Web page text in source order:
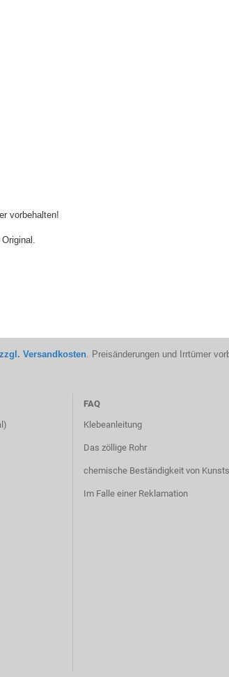
vorbehalten!
zzgl. Versandkosten. Preisänderungen und Irrtümer
FAQ
Klebeanleitung
Das zöllige Rohr
chemische Beständigkeit von
Im Falle einer Reklamation